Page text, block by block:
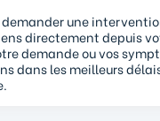
demander une
directement depuis
demande ou vos
dans les meilleurs